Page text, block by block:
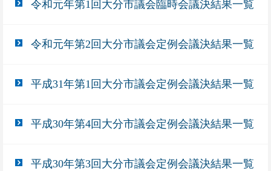
令和元年第1回大分市議会臨時会議決結果一覧
令和元年第2回大分市議会定例会議決結果一覧
平成31年第1回大分市議会定例会議決結果一覧
平成30年第4回大分市議会定例会議決結果一覧
平成30年第3回大分市議会定例会議決結果一覧